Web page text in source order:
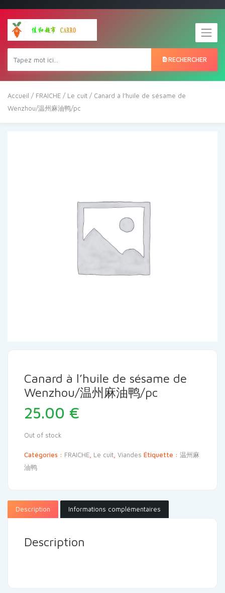
RECHERCHER
Accueil / FRAICHE / Le cuit / Canard à l’huile de sésame de
Wenzhou/温州麻油鸭/pc
Canard à l’huile de sésame de
Wenzhou/温州麻油鸭/pc
25.00 €
Out of stock
Catégories : FRAICHE, Le cuit, Viandes Étiquette : 温州麻
油鸭
Description Informations complémentaires
Description